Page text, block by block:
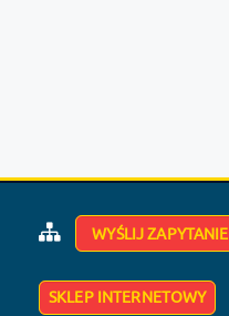
WYŚLIJ ZAPYTANIE
SKLEP INTERNETOWY